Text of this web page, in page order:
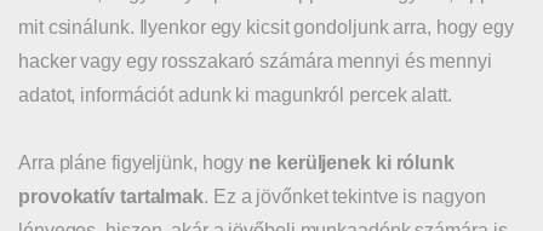
mit csinálunk. Ilyenkor egy kicsit gondoljunk arra, hogy egy
hacker vagy egy rosszakaró számára mennyi és mennyi
adatot, információt adunk ki magunkról percek alatt.
Arra pláne figyeljünk, hogy ne kerüljenek ki rólunk
provokatív tartalmak. Ez a jövőnket tekintve is nagyon